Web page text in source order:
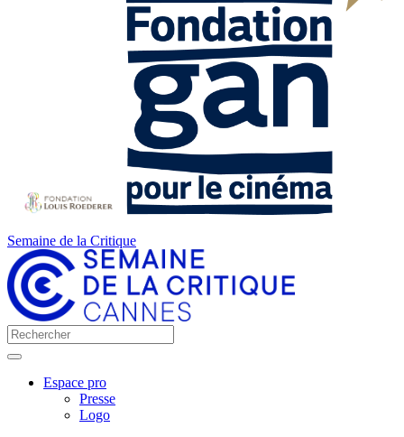
Semaine de la Critique
Espace pro
Presse
Logo